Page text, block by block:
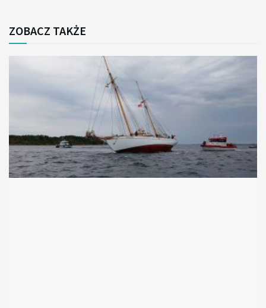
ZOBACZ TAKŻE